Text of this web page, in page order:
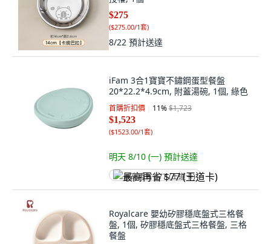
$275
($275.00/1套)
8/22 預計送達
iFam 3合1寶寶不鏽鋼蛋型餐盤
20*22.2*4.9cm, 附蓋湯碗, 1個, 綠色
首購折扣價 11%$1,723
$1,523
($1523.00/1套)
明天 8/10 (一) 預計送達
最高再省 $77 (王道卡)
Royalcare 嬰幼矽膠穩底盤式三格餐
盤, 1個, 矽膠穩底盤式三格餐盤, 三格
餐盤